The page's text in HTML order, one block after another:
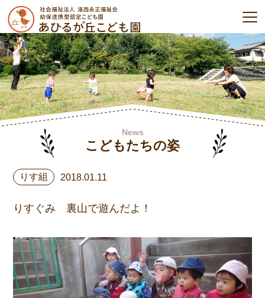
News
こどもたちの姿
りす組 2018.01.11
りすぐみ 裏山で遊んだよ！